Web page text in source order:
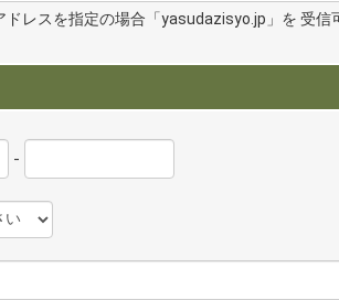
ドレスを指定の場合「yasudazisyo.jp」を 受信
-